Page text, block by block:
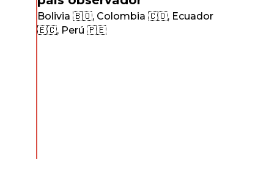
Bolivia 🇧🇴, Colombia 🇨🇴, Ecuador
🇪🇨, Perú 🇵🇪